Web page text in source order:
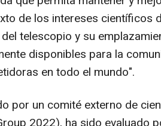
de los intereses científicos
telescopio y su
disponibles para la
en todo el mundo".
por un comité externo de